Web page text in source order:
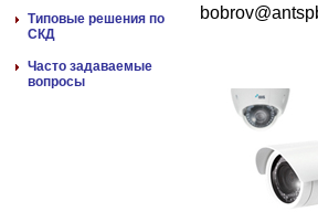
Типовые решения по
СКД
Часто задаваемые
вопросы